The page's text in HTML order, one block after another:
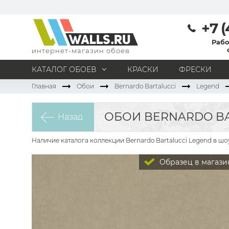
интернет-магазин обоев
+7
КАТАЛОГ ОБОЕВ КРАСКИ ФРЕСКИ
МАТЕРИАЛ
Под покраску
Натуральные
Флизелиновые
Виниловые
Бумажные
Текстильные
ПОМЕЩЕНИЕ
Гостиная
Главная Обои Bernardo Bartalucci Legend
Назад ОБОИ BERNARDO
Наличие каталога коллекции Bernardo Bartalucci Legend в
Образец в